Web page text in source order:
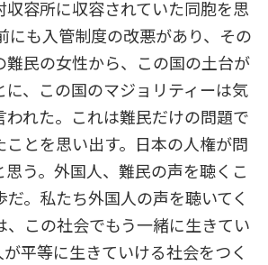
収容所に収容されていた同胞を思
にも入管制度の改悪があり、その
難民の女性から、この国の土台が
に、この国のマジョリティーは気
われた。これは難民だけの問題で
ことを思い出す。日本の人権が問
う。外国人、難民の声を聴くこ
だ。私たち外国人の声を聴いてく
、この社会でもう一緒に生きてい
が平等に生きていける社会をつく